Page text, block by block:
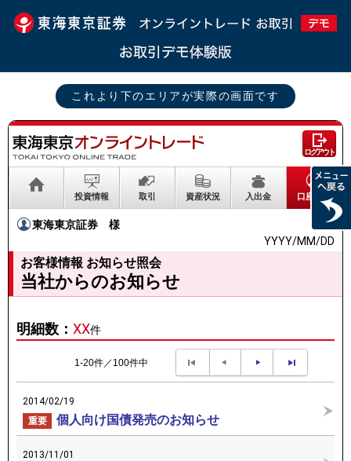
これより下のエリアが実際の画面です
ログアウト
投資情報 取引 資産状況 入出金 口座情報
東海東京証券
様
YYYY/MM/DD
お客様情報 お知らせ照会
当社からのお知らせ
明細数： XX件
1-20件／100件中
2014/02/19
重要
個人向け国債発売のお知らせ
2013/11/01